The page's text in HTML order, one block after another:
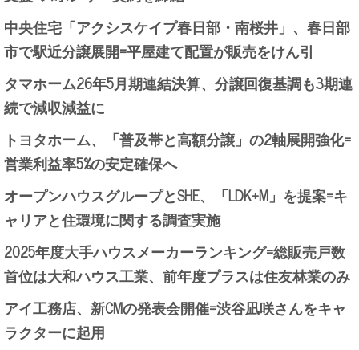
中央住宅「アクシスケイプ春日部・南桜井」、春日部
市で駅近分譲展開=平屋建て配置が販売をけん引
タマホーム26年5月期連結決算、分譲回復基調も3期連
続で減収減益に
トヨタホーム、「普及帯と高額分譲」の2軸展開強化=
営業利益率5%の安定確保へ
オープンハウスグループとSHE、「LDK+M」を提案=キ
ャリアと住環境に関する調査実施
2025年度大手ハウスメーカーランキング=総販売戸数
首位は大和ハウス工業、前年度プラスは住友林業のみ
アイ工務店、新CMの発表会開催=渋谷凪咲さんをキャ
ラクターに起用